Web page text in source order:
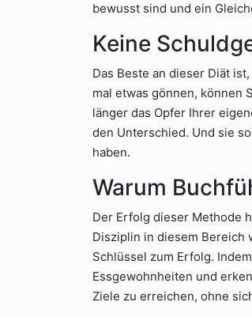
bewusst sind und ein
Keine
Das Beste an dieser Diät
mal etwas gönnen, können
länger das Opfer Ihrer
den Unterschied. Und sie
haben.
Warum
Der Erfolg dieser Methode
Disziplin in diesem Bereich
Schlüssel zum Erfolg.
Essgewohnheiten und
Ziele zu erreichen, ohne